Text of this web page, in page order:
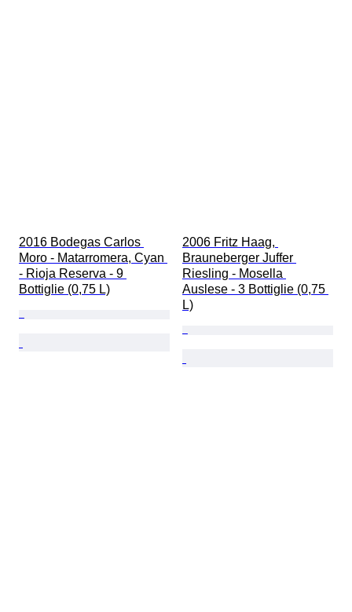
2016 Bodegas Carlos
Moro - Matarromera, Cyan
- Rioja Reserva - 9
Bottiglie (0,75 L)
2006 Fritz Haag,
Brauneberger Juffer
Riesling - Mosella
Auslese - 3 Bottiglie (0,75
L)